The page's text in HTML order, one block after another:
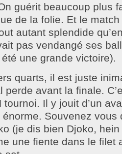
guérit beaucoup plus
de la folie. Et le
autant splendide
pas vendangé ses
une grande victoire).
quarts, il est juste
perde avant la finale.
tournoi. Il y jouit d’un
Souvenez vous
(je dis bien Djoko,
une fiente dans le filet